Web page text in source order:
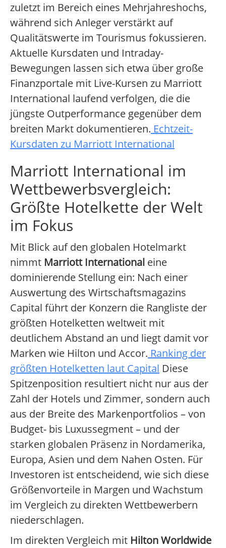
zuletzt im Bereich eines Mehrjahreshochs,
während sich Anleger verstärkt auf
Qualitätswerte im Tourismus fokussieren.
Aktuelle Kursdaten und Intraday-
Bewegungen lassen sich etwa über große
Finanzportale mit Live-Kursen zu Marriott
International laufend verfolgen, die die
jüngste Outperformance gegenüber dem
breiten Markt dokumentieren. Echtzeit-
Kursdaten zu Marriott International
Marriott International im
Wettbewerbsvergleich:
Größte Hotelkette der Welt
im Fokus
Mit Blick auf den globalen Hotelmarkt
nimmt Marriott International eine
dominierende Stellung ein: Nach einer
Auswertung des Wirtschaftsmagazins
Capital führt der Konzern die Rangliste der
größten Hotelketten weltweit mit
deutlichem Abstand an und liegt damit vor
Marken wie Hilton und Accor. Ranking der
größten Hotelketten laut Capital Diese
Spitzenposition resultiert nicht nur aus der
Zahl der Hotels und Zimmer, sondern auch
aus der Breite des Markenportfolios – von
Budget- bis Luxussegment – und der
starken globalen Präsenz in Nordamerika,
Europa, Asien und dem Nahen Osten. Für
Investoren ist entscheidend, wie sich diese
Größenvorteile in Margen und Wachstum
im Vergleich zu direkten Wettbewerbern
niederschlagen.
Im direkten Vergleich mit Hilton Worldwide